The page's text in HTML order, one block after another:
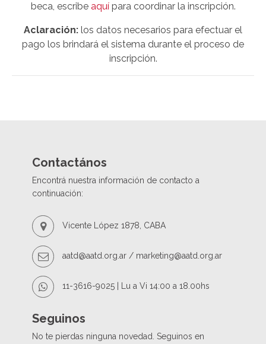
beca, escribe aquípara coordinar la inscripción.
Aclaración: los datos necesarios para efectuar el
pago los brindará el sistema durante el proceso de
inscripción.
Contactános
Encontrá nuestra información de contacto a
continuación:
Vicente López 1878, CABA
aatd@aatd.org.ar / marketing@aatd.org.ar
11-3616-9025 | Lu a Vi 14:00 a 18.00hs
Seguinos
No te pierdas ninguna novedad. Seguinos en